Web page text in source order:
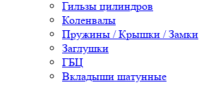
Гильзы цилиндров
Коленвалы
Пружины / Крышки / Замки
Заглушки
ГБЦ
Вкладыши шатунные